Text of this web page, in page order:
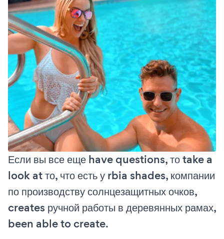
Если вы все еще have questions, то take a
look at то, что есть у rbia shades, компании
по производству солнцезащитных очков,
creates ручной работы в деревянных рамах,
been able to create.